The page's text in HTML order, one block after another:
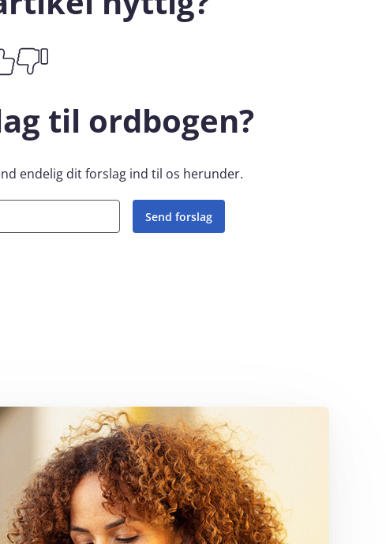
til ordbogen?
endelig dit forslag ind til os herunder.